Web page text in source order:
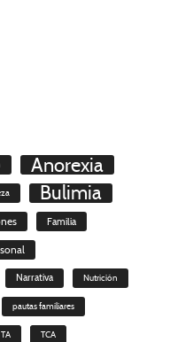
Anorexia
Bulimia
Familia
Narrativa Nutrición
pautas familiares
TA TCA